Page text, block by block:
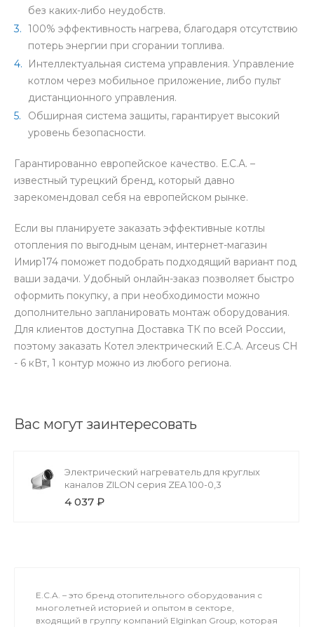
без каких-либо неудобств.
100% эффективность нагрева, благодаря отсутствию
потерь энергии при сгорании топлива.
Интеллектуальная система управления. Управление
котлом через мобильное приложение, либо пульт
дистанционного управления.
Обширная система защиты, гарантирует высокий
уровень безопасности.
Гарантированно европейское качество. Е.С.А. –
известный турецкий бренд, который давно
зарекомендовал себя на европейском рынке.
Если вы планируете заказать эффективные котлы
отопления по выгодным ценам, интернет-магазин
Имир174 поможет подобрать подходящий вариант под
ваши задачи. Удобный онлайн-заказ позволяет быстро
оформить покупку, а при необходимости можно
дополнительно запланировать монтаж оборудования.
Для клиентов доступна Доставка ТК по всей России,
поэтому заказать Котел электрический E.C.A. Arceus CH
- 6 кВт, 1 контур можно из любого региона.
Вас могут заинтересовать
Электрический нагреватель для круглых
каналов ZILON серия ZEA 100-0,3
4 037 ₽
E.C.A. – это бренд отопительного оборудования с
многолетней историей и опытом в секторе,
входящий в группу компаний Elginkan Group, которая